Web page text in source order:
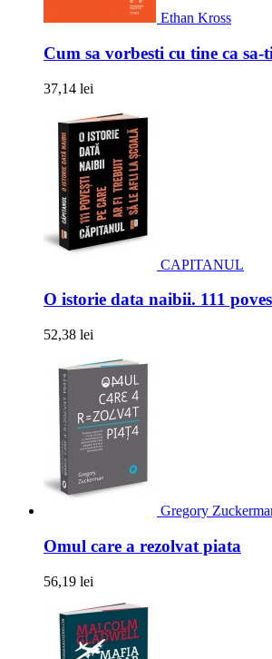
Ethan Kross
Cum sa vorbesti cu tine ca sa-
37,14 lei
CAPITANUL
O istorie data naibii. 111
52,38 lei
Gregory
Omul care a rezolvat piata
56,19 lei